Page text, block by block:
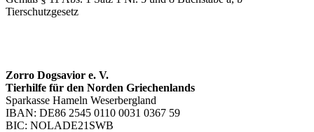
Tierschutzgesetz
Zorro Dogsavior e. V.
Tierhilfe für den Norden Griechenlands
Sparkasse Hameln Weserbergland
IBAN: DE86 2545 0110 0031 0367 59
BIC: NOLADE21SWB